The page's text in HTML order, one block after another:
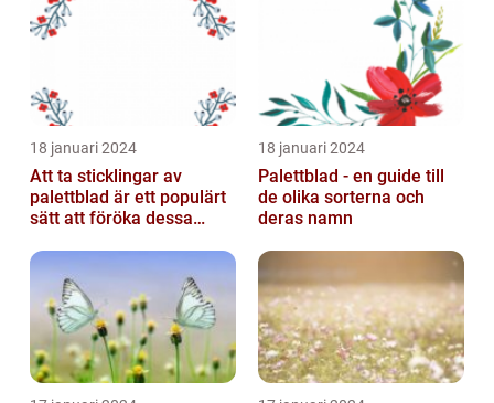
18 januari 2024
Att ta sticklingar av
palettblad är ett populärt
sätt att föröka dessa
relativt...
18 januari 2024
Palettblad - en guide till
de olika sorterna och
deras namn